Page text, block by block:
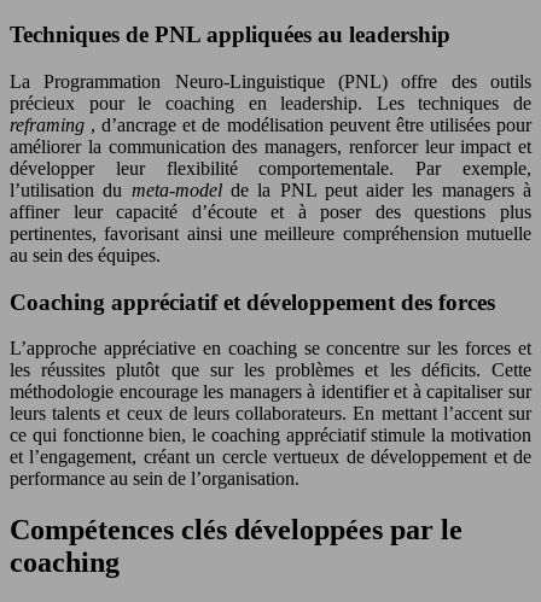
Techniques de PNL appliquées au leadership
La Programmation Neuro-Linguistique (PNL) offre des outils
précieux pour le coaching en leadership. Les techniques de
reframing , d’ancrage et de modélisation peuvent être utilisées pour
améliorer la communication des managers, renforcer leur impact et
développer leur flexibilité comportementale. Par exemple,
l’utilisation du meta-model de la PNL peut aider les managers à
affiner leur capacité d’écoute et à poser des questions plus
pertinentes, favorisant ainsi une meilleure compréhension mutuelle
au sein des équipes.
Coaching appréciatif et développement des forces
L’approche appréciative en coaching se concentre sur les forces et
les réussites plutôt que sur les problèmes et les déficits. Cette
méthodologie encourage les managers à identifier et à capitaliser sur
leurs talents et ceux de leurs collaborateurs. En mettant l’accent sur
ce qui fonctionne bien, le coaching appréciatif stimule la motivation
et l’engagement, créant un cercle vertueux de développement et de
performance au sein de l’organisation.
Compétences clés développées par le
coaching